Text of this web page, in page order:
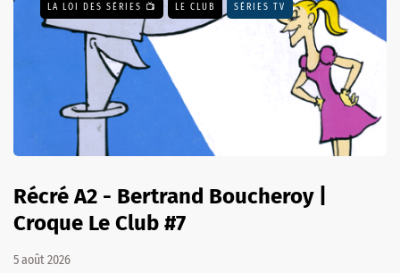
LA LOI DES SÉRIES 📺 LE CLUB SÉRIES TV
Récré A2 - Bertrand Boucheroy |
Croque Le Club #7
5 août 2026